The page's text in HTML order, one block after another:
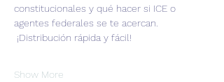
constitucionales y qué hacer si ICE o
agentes federales se te acercan.
¡Distribución rápida y fácil!
Show More